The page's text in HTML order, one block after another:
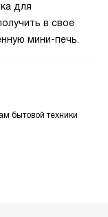
для
в свое
мини-печь.
бытовой техники